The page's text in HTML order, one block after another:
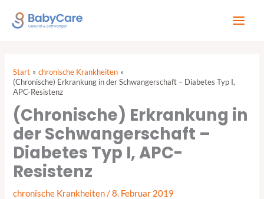
Inhalt
Start
chronische Krankheiten
(Chronische) Erkrankung in der Schwangerschaft – Diabetes Typ I,
APC-Resistenz
(Chronische) Erkrankung in
der Schwangerschaft –
Diabetes Typ I, APC-
Resistenz
chronische Krankheiten/8. Februar 2019